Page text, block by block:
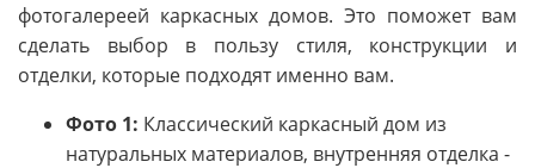
фотогалереей каркасных домов. Это поможет вам
сделать выбор в пользу стиля, конструкции и
отделки, которые подходят именно вам.
Фото 1: Классический каркасный дом из
натуральных материалов, внутренняя отделка -